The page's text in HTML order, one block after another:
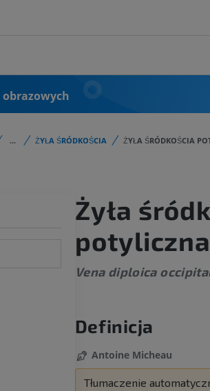
obrazowych
... ŻYŁA ŚRÓDKOŚCIA ŻYŁA ŚRÓDKOŚCIA
Żyła
potyliczna
Vena diploica
Definicja
Antoine Micheau
Tłumaczenie